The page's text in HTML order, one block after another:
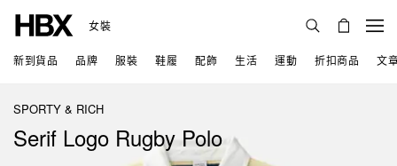
女裝
新到貨品 品牌 服裝 鞋履 配飾 生活 運動 折扣商品 文
SPORTY & RICH
Serif Logo Rugby Polo